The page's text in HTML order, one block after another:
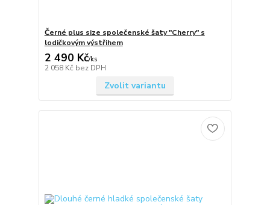
Černé plus size společenské šaty "Cherry" s
lodičkovým výstřihem
2 490 Kč/ks
2 058 Kč bez DPH
Zvolit variantu